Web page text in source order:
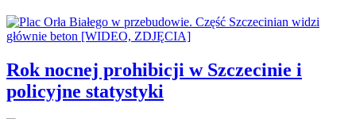
Rok nocnej prohibicji w Szczecinie i
policyjne statystyki